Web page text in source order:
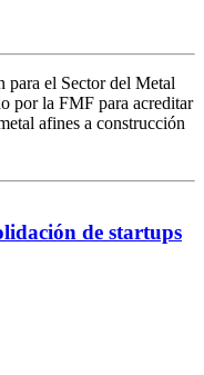
para el Sector del Metal
por la FMF para acreditar
afines a construcción
de startups